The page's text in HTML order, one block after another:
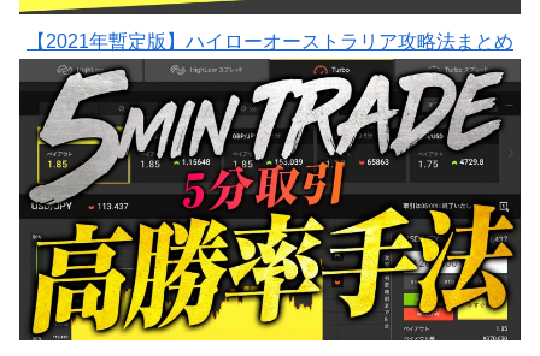
【2021年暫定版】ハイローオーストラリア攻略法まとめ